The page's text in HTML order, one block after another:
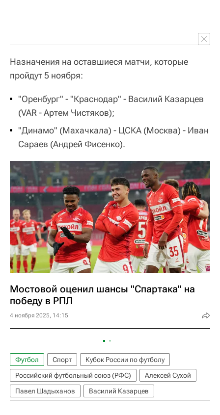
Назначения на оставшиеся матчи, которые
пройдут 5 ноября:
"Оренбург" - "Краснодар" - Василий Казарцев
(VAR - Артем Чистяков);
"Динамо" (Махачкала) - ЦСКА (Москва) - Иван
Сараев (Андрей Фисенко).
Мостовой оценил шансы "Спартака" на
победу в РПЛ
4 ноября 2025, 14:15
Футбол Спорт
Кубок России по футболу
Российский футбольный союз (РФС)
Алексей Сухой
Павел Шадыханов
Василий Казарцев